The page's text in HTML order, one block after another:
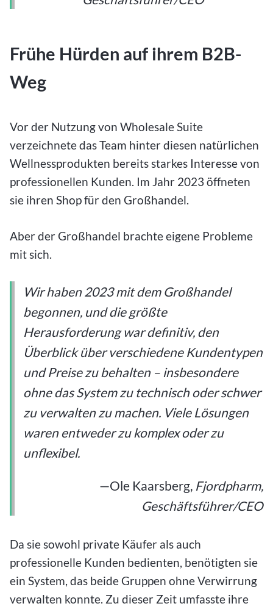
Frühe Hürden auf ihrem B2B-
Weg
Vor der Nutzung von Wholesale Suite
verzeichnete das Team hinter diesen natürlichen
Wellnessprodukten bereits starkes Interesse von
professionellen Kunden. Im Jahr 2023 öffneten
sie ihren Shop für den Großhandel.
Aber der Großhandel brachte eigene Probleme
mit sich.
Wir haben 2023 mit dem Großhandel
begonnen, und die größte
Herausforderung war definitiv, den
Überblick über verschiedene Kundentypen
und Preise zu behalten – insbesondere
ohne das System zu technisch oder schwer
zu verwalten zu machen. Viele Lösungen
waren entweder zu komplex oder zu
unflexibel.
—Ole Kaarsberg, Fjordpharm,
Geschäftsführer/CEO
Da sie sowohl private Käufer als auch
professionelle Kunden bedienten, benötigten sie
ein System, das beide Gruppen ohne Verwirrung
verwalten konnte. Zu dieser Zeit umfasste ihre